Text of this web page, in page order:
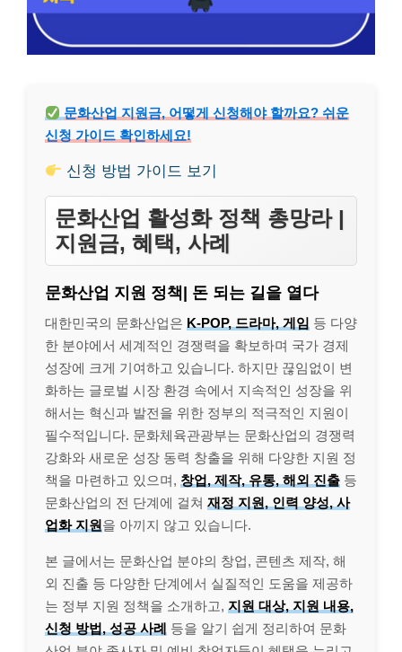
문화산업 지원금, 어떻게 신청해야 할까요? 쉬운
신청 가이드 확인하세요!
신청 방법 가이드 보기
문화산업 활성화 정책 총망라 |
지원금, 혜택, 사례
문화산업 지원 정책| 돈 되는 길을 열다
대한민국의 문화산업은 K-POP, 드라마, 게임 등 다양
한 분야에서 세계적인 경쟁력을 확보하며 국가 경제
성장에 크게 기여하고 있습니다. 하지만 끊임없이 변
화하는 글로벌 시장 환경 속에서 지속적인 성장을 위
해서는 혁신과 발전을 위한 정부의 적극적인 지원이
필수적입니다. 문화체육관광부는 문화산업의 경쟁력
강화와 새로운 성장 동력 창출을 위해 다양한 지원 정
책을 마련하고 있으며, 창업, 제작, 유통, 해외 진출 등
문화산업의 전 단계에 걸쳐 재정 지원, 인력 양성, 사
업화 지원을 아끼지 않고 있습니다.
본 글에서는 문화산업 분야의 창업, 콘텐츠 제작, 해
외 진출 등 다양한 단계에서 실질적인 도움을 제공하
는 정부 지원 정책을 소개하고, 지원 대상, 지원 내용,
신청 방법, 성공 사례 등을 알기 쉽게 정리하여 문화